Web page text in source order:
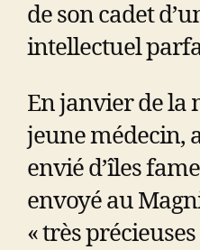
de son cadet
intellectuel
En janvier de la
jeune médecin,
envié d’îles
envoyé au
« très